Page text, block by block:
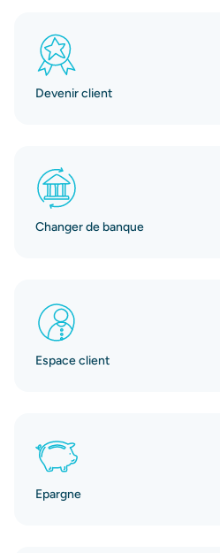
Devenir client
Changer de banque
Espace client
Epargne